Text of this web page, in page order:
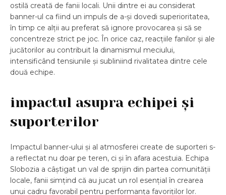
ostilă creată de fanii locali. Unii dintre ei au considerat
banner-ul ca fiind un impuls de a-și dovedi superioritatea,
în timp ce alții au preferat să ignore provocarea și să se
concentreze strict pe joc. În orice caz, reacțiile fanilor și ale
jucătorilor au contribuit la dinamismul meciului,
intensificând tensiunile și subliniind rivalitatea dintre cele
două echipe.
impactul asupra echipei și
suporterilor
Impactul banner-ului și al atmosferei create de suporteri s-
a reflectat nu doar pe teren, ci și în afara acestuia. Echipa
Slobozia a câștigat un val de sprijin din partea comunității
locale, fanii simțind că au jucat un rol esențial în crearea
unui cadru favorabil pentru performanța favoriților lor.